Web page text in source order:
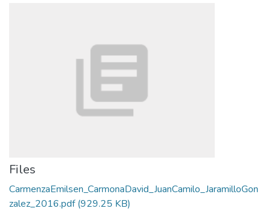
Files
CarmenzaEmilsen_CarmonaDavid_JuanCamilo_JaramilloGon
zalez_2016.pdf(929.25 KB)